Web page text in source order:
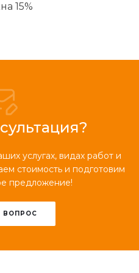
15%
услугах, видах работ и
стоимость и подготовим
предложение!
ВОПРОС